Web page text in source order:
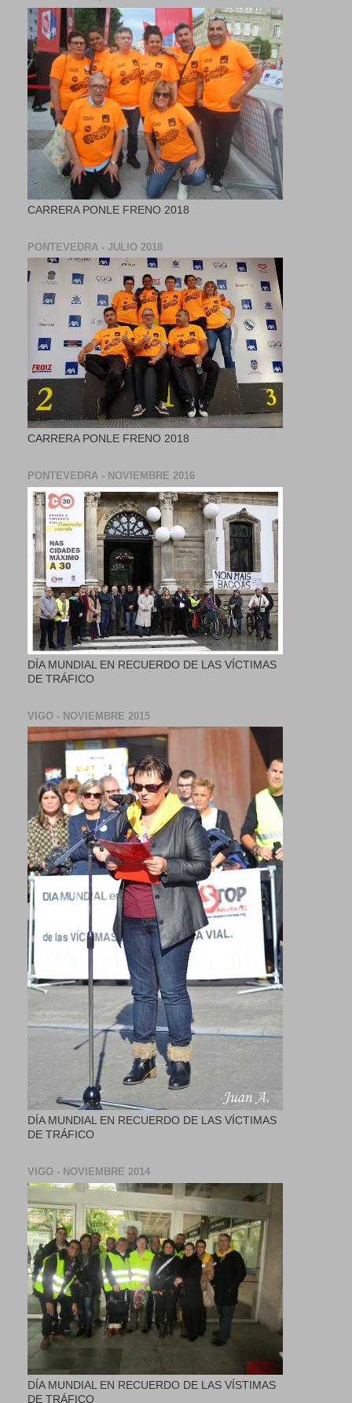
CARRERA PONLE FRENO 2018
PONTEVEDRA - JULIO 2018
CARRERA PONLE FRENO 2018
PONTEVEDRA - NOVIEMBRE 2016
DÍA MUNDIAL EN RECUERDO DE LAS VÍCTIMAS
DE TRÁFICO
VIGO - NOVIEMBRE 2015
DÍA MUNDIAL EN RECUERDO DE LAS VÍCTIMAS
DE TRÁFICO
VIGO - NOVIEMBRE 2014
DÍA MUNDIAL EN RECUERDO DE LAS VÍSTIMAS
DE TRÁFICO